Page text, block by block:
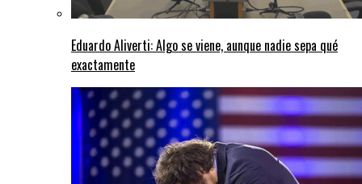
Eduardo Aliverti: Algo se viene, aunque nadie sepa qué
exactamente